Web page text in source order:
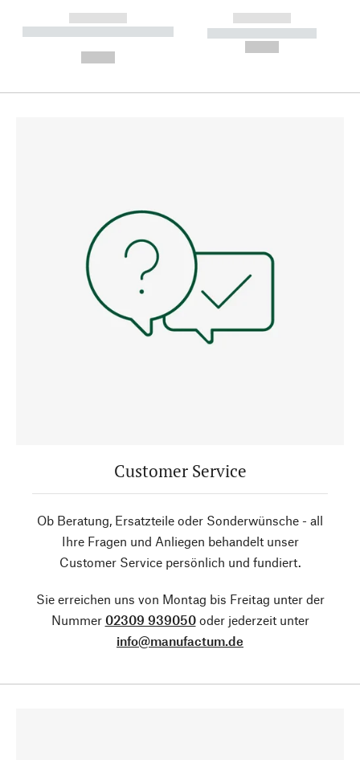
------------
----------- ----------- --------
------------
----------- -----------
Customer Service
Ob Beratung, Ersatzteile oder Sonderwünsche - all
Ihre Fragen und Anliegen behandelt unser
Customer Service persönlich und fundiert.
Sie erreichen uns von Montag bis Freitag unter der
Nummer 02309 939050oder jederzeit unter
info@manufactum.de